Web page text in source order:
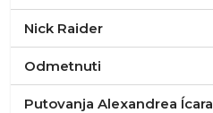
Nick Raider
Odmetnuti
Putovanja Alexandrea Ícara